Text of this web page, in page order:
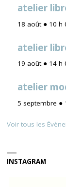
atelier
18 août ● 10 h
atelier
19 août ● 14 h
atelier
5 septembre ●
Voir tous les
INSTAGRAM